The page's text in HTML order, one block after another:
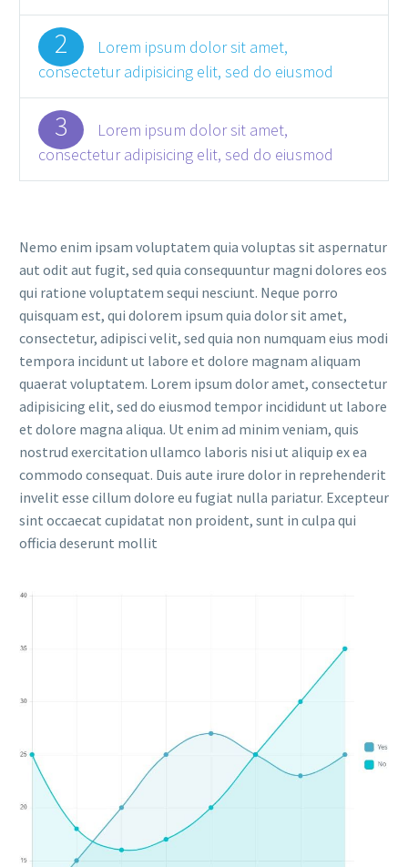
2
Lorem ipsum dolor sit amet,
consectetur adipisicing elit, sed do eiusmod
3
Lorem ipsum dolor sit amet,
consectetur adipisicing elit, sed do eiusmod
Nemo enim ipsam voluptatem quia voluptas sit aspernatur
aut odit aut fugit, sed quia consequuntur magni dolores eos
qui ratione voluptatem sequi nesciunt. Neque porro
quisquam est, qui dolorem ipsum quia dolor sit amet,
consectetur, adipisci velit, sed quia non numquam eius modi
tempora incidunt ut labore et dolore magnam aliquam
quaerat voluptatem. Lorem ipsum dolor amet, consectetur
adipisicing elit, sed do eiusmod tempor incididunt ut labore
et dolore magna aliqua. Ut enim ad minim veniam, quis
nostrud exercitation ullamco laboris nisi ut aliquip ex ea
commodo consequat. Duis aute irure dolor in reprehenderit
invelit esse cillum dolore eu fugiat nulla pariatur. Excepteur
sint occaecat cupidatat non proident, sunt in culpa qui
officia deserunt mollit